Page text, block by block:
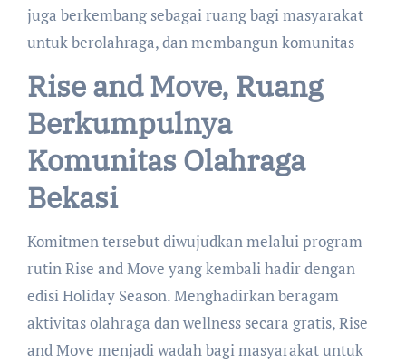
juga berkembang sebagai ruang bagi masyarakat
untuk berolahraga, dan membangun komunitas
Rise and Move, Ruang
Berkumpulnya
Komunitas Olahraga
Bekasi
Komitmen tersebut diwujudkan melalui program
rutin Rise and Move yang kembali hadir dengan
edisi Holiday Season. Menghadirkan beragam
aktivitas olahraga dan wellness secara gratis, Rise
and Move menjadi wadah bagi masyarakat untuk